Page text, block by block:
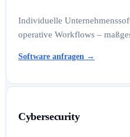
Individuelle
operative Workflows –
Software anfragen →
Cybersecurity